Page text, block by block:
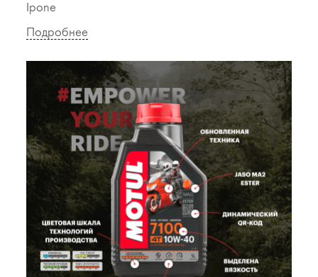
Ipone
Подробнее